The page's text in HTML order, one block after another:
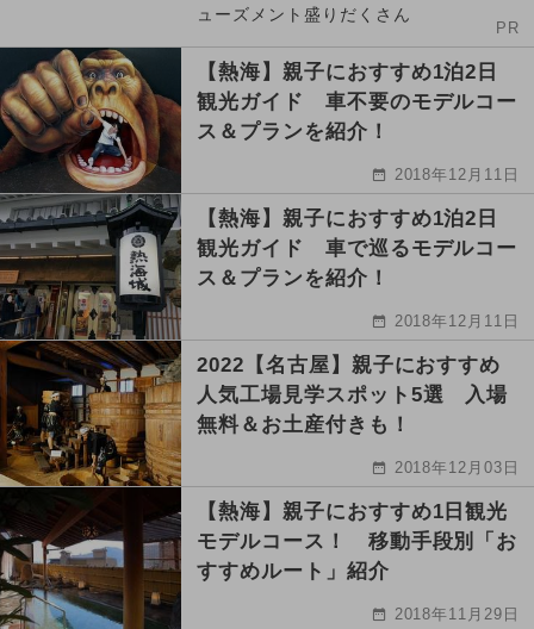
ューズメント盛りだくさん
PR
【熱海】親子におすすめ1泊2日
観光ガイド 車不要のモデルコー
ス＆プランを紹介！
2018年12月11日
【熱海】親子におすすめ1泊2日
観光ガイド 車で巡るモデルコー
ス＆プランを紹介！
2018年12月11日
2022【名古屋】親子におすすめ
人気工場見学スポット5選 入場
無料＆お土産付きも！
2018年12月03日
【熱海】親子におすすめ1日観光
モデルコース！ 移動手段別「お
すすめルート」紹介
2018年11月29日